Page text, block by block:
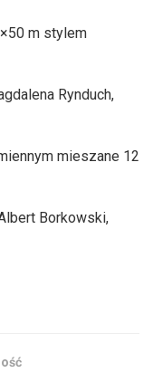
m stylem
Rynduch,
mieszane 12
Borkowski,